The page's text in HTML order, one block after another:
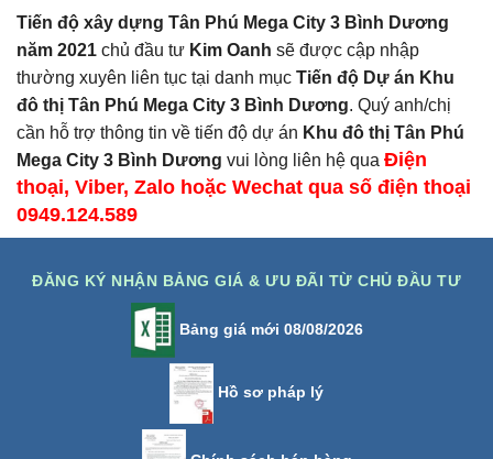
Tiến độ xây d ựng Tân Phú Mega City 3 Bình Dương
năm 2021 chủ đầu tư Kim Oanh sẽ được cập nhập
thường xuyên liên tục tại danh mục Tiến độ Dự án Khu
đô thị Tân Phú Mega City 3 Bình Dương. Quý anh/chị
cần hỗ trợ thông tin về tiến độ dự án Khu đô thị Tân Phú
Mega City 3 Bình Dương vui lòng liên hệ qua Điện
thoại, Viber, Zalo hoặc Wechat qua số điện thoại
0949.124.589
ĐĂNG KÝ NHẬN BẢNG GIÁ & ƯU ĐÃI TỪ CHỦ ĐẦU TƯ
Bảng giá mới 08/08/2026
Hồ sơ pháp lý